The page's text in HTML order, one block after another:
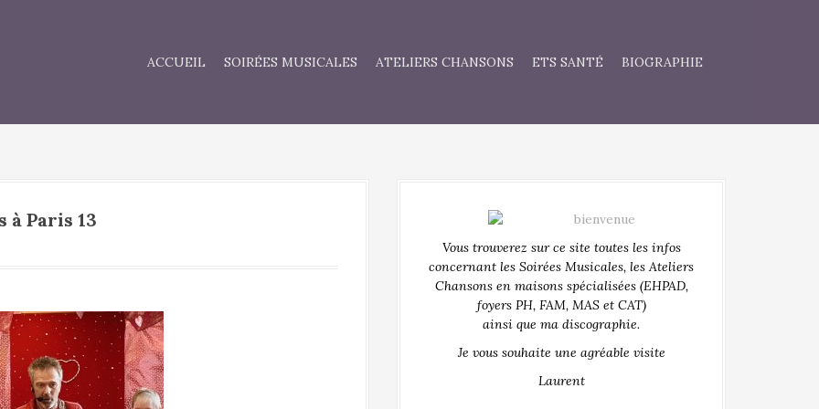
ACCUEIL SOIRÉES MUSICALES ATELIERS CHANSONS ETS SANTÉ BIOGRAPHIE
à Paris 13
Vous trouverez sur ce site toutes les infos
concernant les Soirées Musicales, les Ateliers
Chansons en maisons spécialisées (EHPAD,
foyers PH, FAM, MAS et CAT)
ainsi que ma discographie.
Je vous souhaite une agréable visite
Laurent